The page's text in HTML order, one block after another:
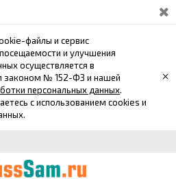
файлы и сервис
и улучшения
осуществляется в
законом № 152-ФЗ и нашей
персональных данных.
с использованием cookies и
×